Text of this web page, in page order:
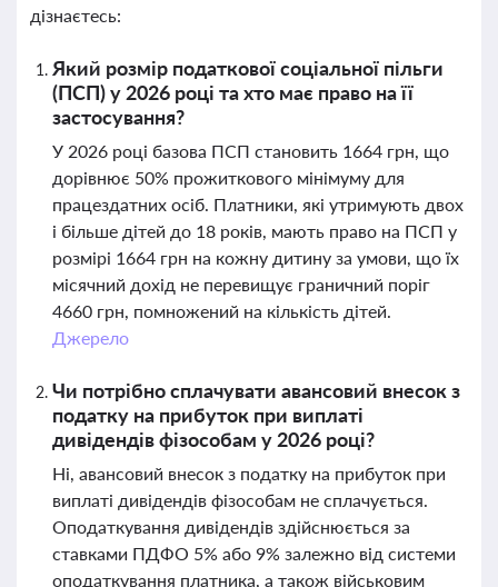
дізнаєтесь:
Який розмір податкової соціальної пільги
(ПСП) у 2026 році та хто має право на її
застосування?
У 2026 році базова ПСП становить 1664 грн, що
дорівнює 50% прожиткового мінімуму для
працездатних осіб. Платники, які утримують двох
і більше дітей до 18 років, мають право на ПСП у
розмірі 1664 грн на кожну дитину за умови, що їх
місячний дохід не перевищує граничний поріг
4660 грн, помножений на кількість дітей.
Джерело
Чи потрібно сплачувати авансовий внесок з
податку на прибуток при виплаті
дивідендів фізособам у 2026 році?
Ні, авансовий внесок з податку на прибуток при
виплаті дивідендів фізособам не сплачується.
Оподаткування дивідендів здійснюється за
ставками ПДФО 5% або 9% залежно від системи
оподаткування платника, а також військовим